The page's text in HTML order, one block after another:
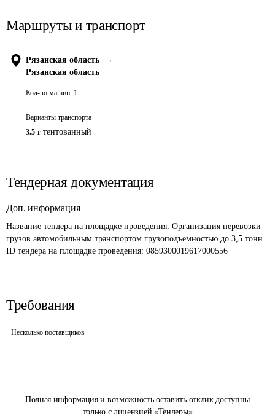
Полная информация и возможность оставить отклик доступны
только с лицензией «Тендеры»
Маршруты и транспорт
Рязанская область
→
Рязанская область
Кол-во машин: 1
Варианты транспорта
3.5 т тентованный
Тендерная документация
Доп. информация
Название тендера на площадке проведения: Организация перевозки
грузов автомобильным транспортом грузоподъемностью до 3,5 тонн
ID тендера на площадке проведения: 0859300019617000556
Требования
Несколько поставщиков